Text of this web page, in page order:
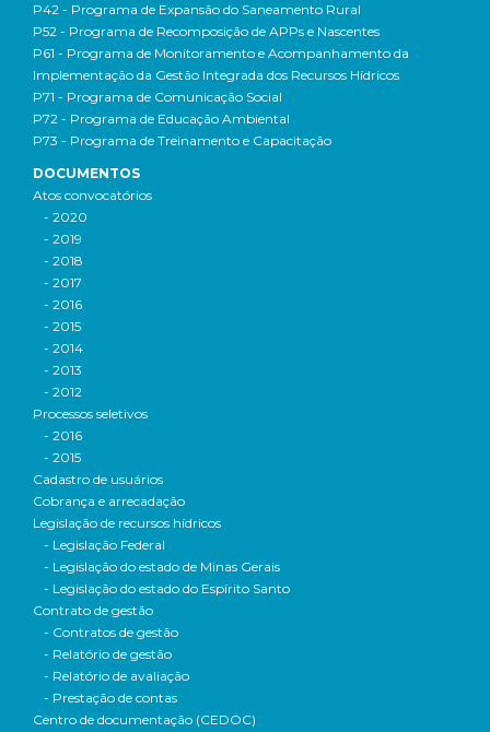
P42 - Programa de Expansão do Saneamento Rural
P52 - Programa de Recomposição de APPs e Nascentes
P61 - Programa de Monitoramento e Acompanhamento da
Implementação da Gestão Integrada dos Recursos Hídricos
P71 - Programa de Comunicação Social
P72 - Programa de Educação Ambiental
P73 - Programa de Treinamento e Capacitação
DOCUMENTOS
Atos convocatórios
- 2020
- 2019
- 2018
- 2017
- 2016
- 2015
- 2014
- 2013
- 2012
Processos seletivos
- 2016
- 2015
Cadastro de usuários
Cobrança e arrecadação
Legislação de recursos hídricos
- Legislação Federal
- Legislação do estado de Minas Gerais
- Legislação do estado do Espírito Santo
Contrato de gestão
- Contratos de gestão
- Relatório de gestão
- Relatório de avaliação
- Prestação de contas
Centro de documentação (CEDOC)